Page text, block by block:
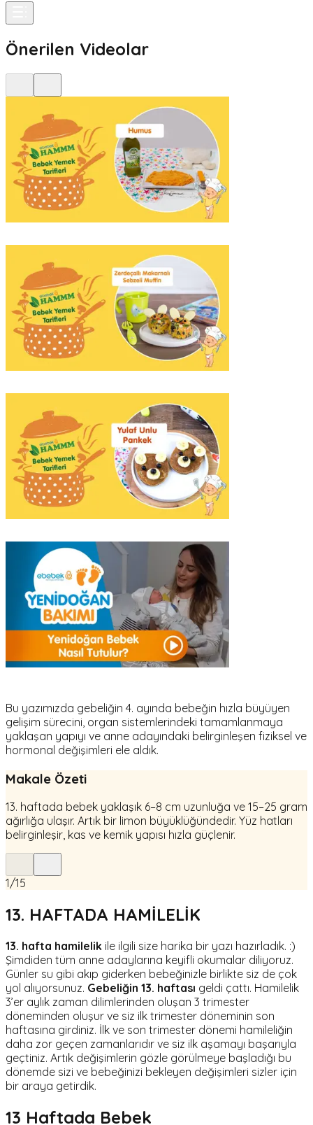
Önerilen Videolar
Bu yazımızda gebeliğin 4. ayında bebeğin hızla büyüyen
gelişim sürecini, organ sistemlerindeki tamamlanmaya
yaklaşan yapıyı ve anne adayındaki belirginleşen fiziksel ve
hormonal değişimleri ele aldık.
Makale Özeti
13. haftada bebek yaklaşık 6–8 cm uzunluğa ve 15–25 gram
ağırlığa ulaşır. Artık bir limon büyüklüğündedir. Yüz hatları
belirginleşir, kas ve kemik yapısı hızla güçlenir.
1/15
13. HAFTADA HAMİLELİK
13. hafta hamilelik ile ilgili size harika bir yazı hazırladık. :)
Şimdiden tüm anne adaylarına keyifli okumalar diliyoruz.
Günler su gibi akıp giderken bebeğinizle birlikte siz de çok
yol alıyorsunuz. Gebeliğin 13. haftası geldi çattı. Hamilelik
3’er aylık zaman dilimlerinden oluşan 3 trimester
döneminden oluşur ve siz ilk trimester döneminin son
haftasına girdiniz. İlk ve son trimester dönemi hamileliğin
daha zor geçen zamanlarıdır ve siz ilk aşamayı başarıyla
geçtiniz. Artık değişimlerin gözle görülmeye başladığı bu
dönemde sizi ve bebeğinizi bekleyen değişimleri sizler için
bir araya getirdik.
13 Haftada Bebek